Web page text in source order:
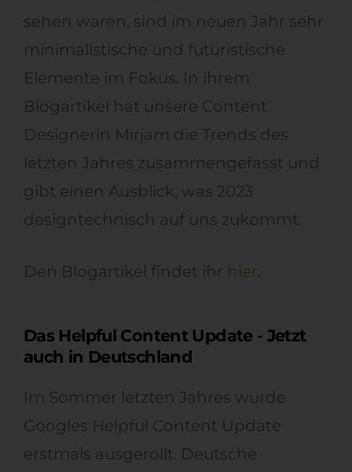
sehen waren, sind im neuen Jahr sehr
minimalistische und futuristische
Elemente im Fokus. In ihrem
Blogartikel hat unsere Content
Designerin Mirjam die Trends des
letzten Jahres zusammengefasst und
gibt einen Ausblick, was 2023
designtechnisch auf uns zukommt.
Den Blogartikel findet ihr hier
Das Helpful Content Update - Jetzt
auch in Deutschland
Im Sommer letzten Jahres wurde
Googles Helpful Content Update
erstmals ausgerollt. Deutsche